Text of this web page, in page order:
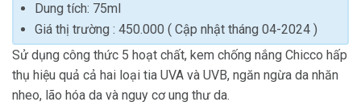
Dung tích: 75ml
Giá thị trường : 450.000 ( Cập nhật tháng 04-2024 )
Sử dụng công thức 5 hoạt chất, kem chống nắng Chicco hấp
thụ hiệu quả cả hai loại tia UVA và UVB, ngăn ngừa da nhăn
nheo, lão hóa da và nguy cơ ung thư da.